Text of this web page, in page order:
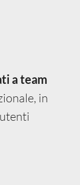
a team
in